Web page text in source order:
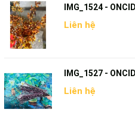
IMG_1524 -
Liên hệ
IMG_1527 -
Liên hệ